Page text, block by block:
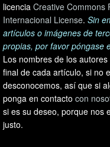
licencia Creative Commons
Internacional License. Sin
artículos o imágenes de
propias, por favor póngase
Los nombres de los
final de cada artículo, si no
desconocemos, así que si
ponga en contacto con
si es su deseo, porque nos
justo.